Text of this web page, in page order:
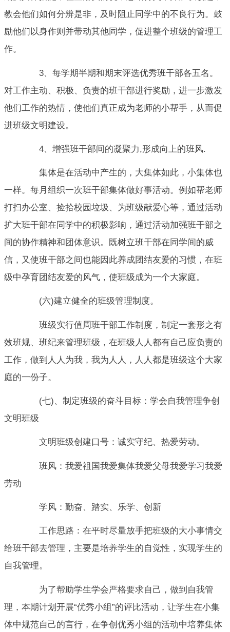
教会他们如何分辨是非，及时阻止同学中的不良行为。鼓
励他们以身作则并带动其他同学，促进整个班级的管理工
作。
3、每学期半期和期末评选优秀班干部各五名。
对工作主动、积极、负责的班干部进行奖励，进一步激发
他们工作的热情，使他们真正成为老师的小帮手，从而促
进班级文明建设。
4、增强班干部间的凝聚力,形成向上的班风.
集体是在活动中产生的，大集体如此，小集体也
一样。每月组织一次班干部集体做好事活动。例如帮老师
打扫办公室、捡拾校园垃圾、为班级献爱心等，通过活动
扩大班干部在同学中的积极影响，通过活动加强班干部之
间的协作精神和团体意识。既树立班干部在同学间的威
信，又使班干部之间也能因此养成团结友爱的习惯，在班
级中孕育团结友爱的风气，使班级成为一个大家庭。
(六)建立健全的班级管理制度。
班级实行值周班干部工作制度，制定一套形之有
效班规、班纪来管理班级，在班级人人都有自己应负责的
工作，做到人人为我，我为人人，人人都是班级这个大家
庭的一份子。
(七)、制定班级的奋斗目标：学会自我管理争创
文明班级
文明班级创建口号：诚实守纪、热爱劳动。
班风：我爱祖国我爱集体我爱父母我爱学习我爱
劳动
学风：勤奋、踏实、乐学、创新
工作思路：在平时尽量放手把班级的大小事情交
给班干部去管理，主要是培养学生的自觉性，实现学生的
自我管理。
为了帮助学生学会严格要求自己，做到自我管
理，本期计划开展“优秀小组”的评比活动，让学生在小集
体中规范自己的言行，在争创优秀小组的活动中培养集体